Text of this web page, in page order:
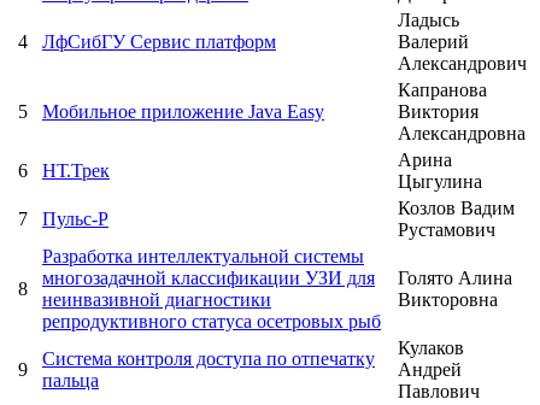
4 ЛфСибГУ Сервис платформ
Ладысь
Валерий
Александрович
5 Мобильное приложение Java Easy
Капранова
Виктория
Александровна
6
НТ.Трек
Арина
Цыгулина
7
Пульс-Р
Козлов Вадим
Рустамович
8
Разработка интеллектуальной системы
многозадачной классификации УЗИ для
неинвазивной диагностики
репродуктивного статуса осетровых рыб
Голято Алина
Викторовна
9
Система контроля доступа по отпечатку
пальца
Кулаков
Андрей
Павлович